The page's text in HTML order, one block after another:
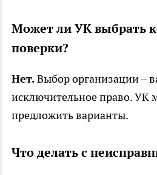
Может ли УК выбрать
поверки?
Нет.Выбор организации –
исключительное право. УК
предложить варианты.
Что делать с